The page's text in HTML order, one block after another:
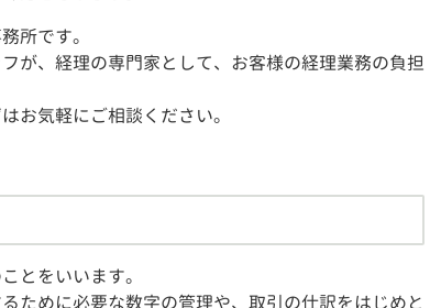
所です。
が、経理の専門家として、お客様の経理業務の負担
お気軽にご相談ください。
とをいいます。
ために必要な数字の管理や、取引の仕訳をはじめと